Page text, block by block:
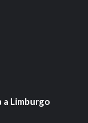
a Limburgo